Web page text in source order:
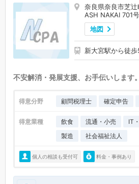
奈良県奈良市芝
ASH NAKAI 701号
地図
新大宮駅から徒歩
不安解消・発展支援、お手伝いします。
得意分野 顧問税理士 確定申告
得意業種 飲食 流通・小売
IT
製造
社会福祉法人
個人の相談も受付可 料金・事例あり